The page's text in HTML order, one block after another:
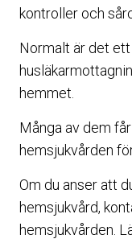
kontroller och
Normalt är det
hemmet.
Många av dem
hemsjukvården
Om du anser att
hemsjukvård,
hemsjukvården.